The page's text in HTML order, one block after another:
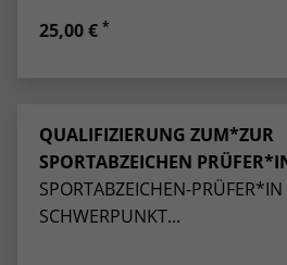
25,00 € *
QUALIFIZIERUNG ZUM*ZUR
SPORTABZEICHEN
SPORTABZEICHEN-
SCHWERPUNKT...